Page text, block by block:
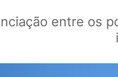
entre os